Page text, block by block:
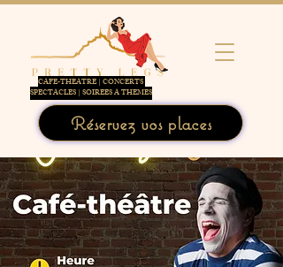
Réservez vos places
CAFE-THEATRE | CONCERTS
SPECTACLES | SOIREES A THEMES